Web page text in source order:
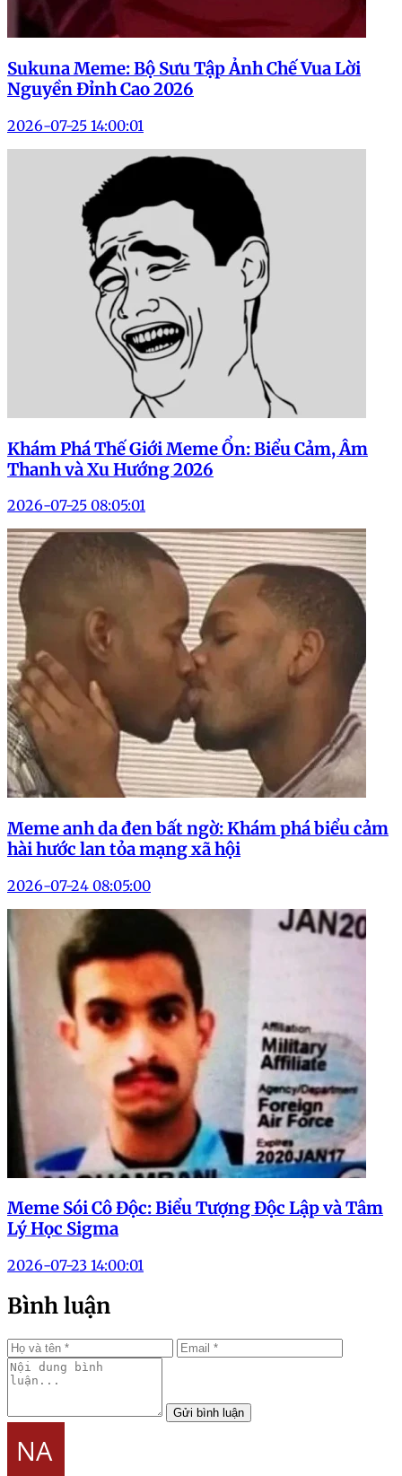
Sukuna Meme: Bộ Sưu Tập Ảnh Chế Vua Lời
Nguyền Đỉnh Cao 2026
2026-07-25 14:00:01
Khám Phá Thế Giới Meme Ổn: Biểu Cảm, Âm
Thanh và Xu Hướng 2026
2026-07-25 08:05:01
Meme anh da đen bất ngờ: Khám phá biểu cảm
hài hước lan tỏa mạng xã hội
2026-07-24 08:05:00
Meme Sói Cô Độc: Biểu Tượng Độc Lập và Tâm
Lý Học Sigma
2026-07-23 14:00:01
Bình luận
Gửi bình luận